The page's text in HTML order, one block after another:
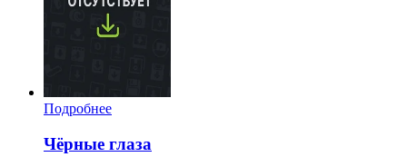
Подробнее
Чёрные глаза